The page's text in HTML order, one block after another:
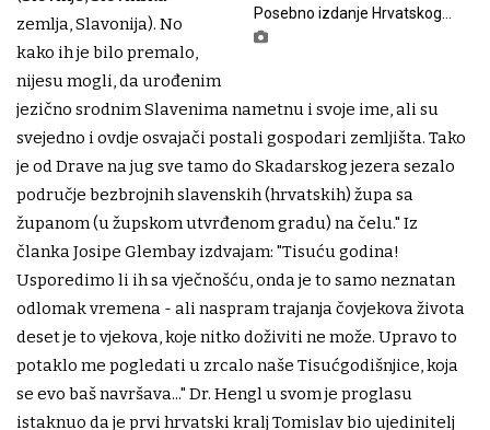
Posebno izdanje Hrvatskog
lista
zemlja, Slavonija). No
kako ih je bilo premalo,
nijesu mogli, da urođenim
jezično srodnim Slavenima nametnu i svoje ime, ali su
svejedno i ovdje osvajači postali gospodari zemljišta. Tako
je od Drave na jug sve tamo do Skadarskog jezera sezalo
područje bezbrojnih slavenskih (hrvatskih) župa sa
županom (u župskom utvrđenom gradu) na čelu." Iz
članka Josipe Glembay izdvajam: "Tisuću godina!
Usporedimo li ih sa vječnošću, onda je to samo neznatan
odlomak vremena - ali naspram trajanja čovjekova života
deset je to vjekova, koje nitko doživiti ne može. Upravo to
potaklo me pogledati u zrcalo naše Tisućgodišnjice, koja
se evo baš navršava..." Dr. Hengl u svom je proglasu
istaknuo da je prvi hrvatski kralj Tomislav bio ujedinitelj